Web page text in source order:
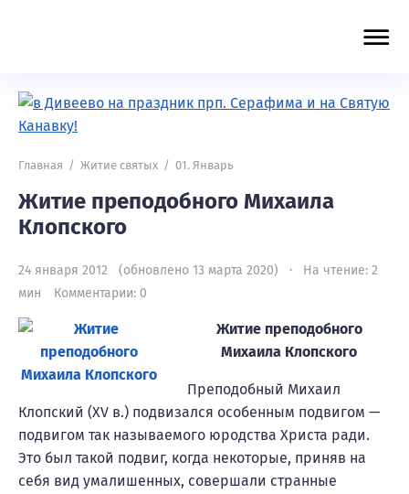
Главная / Житие святых / 01. Январь
Житие преподобного Михаила
Клопского
24 января 2012 (обновлено 13 марта 2020) · На чтение: 2
мин
Комментарии: 0
Житие преподобного
Михаила Клопского
Преподобный Михаил
Клопский (ХV в.) подвизался особенным подвигом —
подвигом так называемого юродства Христа ради.
Это был такой подвиг, когда некоторые, приняв на
себя вид умалишенных, совершали странные